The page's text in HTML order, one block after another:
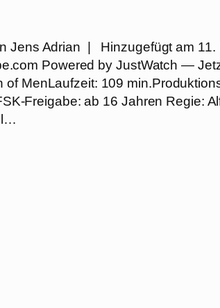
Adrian | Hinzugefügt am 11.
Powered by JustWatch —
MenLaufzeit: 109
Freigabe: ab 16 Jahren Regie: